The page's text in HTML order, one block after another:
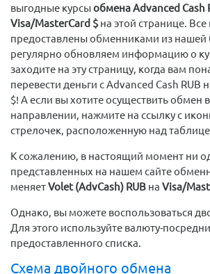
выгодные курсыобмена Advanced Cash
Visa/MasterCard $ на этой странице.
предоставлены обменниками из
регулярно обновляем информацию о
заходите на эту страницу, когда вам
перевести деньги с Advanced Cash RUB
$! А если вы хотите осуществить обмен
направлении, нажмите на ссылку с
стрелочек, расположенную над
К сожалению, в настоящий момент ни
представленных на нашем сайте
меняетVolet (AdvCash) RUB на Visa/
Однако, вы можете воспользоваться
Для этого используйте валюту-
предоставленного списка.
Схема двойного обмена